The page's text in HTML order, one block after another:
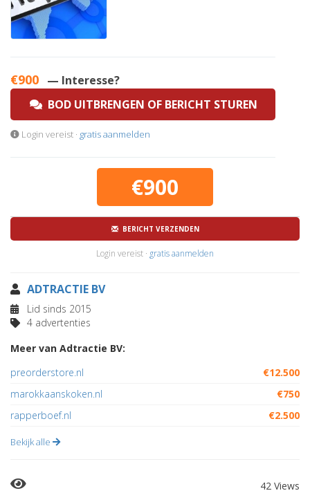
€900 — Interesse?
BOD UITBRENGEN OF BERICHT STUREN
Login vereist · gratis aanmelden
€900
BERICHT VERZENDEN
Login vereist · gratis aanmelden
ADTRACTIE BV
Lid sinds 2015
4 advertenties
Meer van Adtractie BV:
preorderstore.nl
€12.500
marokkaanskoken.nl
€750
rapperboef.nl
€2.500
Bekijk alle
42 Views